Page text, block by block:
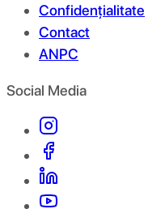
Confidențialitate
Contact
ANPC
Social Media